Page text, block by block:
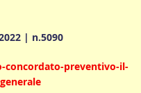
| n.5090
preventivo-il-